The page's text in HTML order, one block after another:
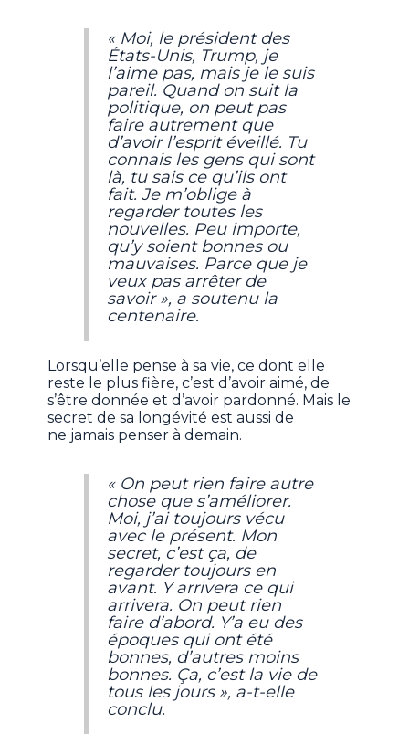
« Moi, le président des
États-Unis, Trump, je
l’aime pas, mais je le suis
pareil. Quand on suit la
politique, on peut pas
faire autrement que
d’avoir l’esprit éveillé. Tu
connais les gens qui sont
là, tu sais ce qu’ils ont
fait. Je m’oblige à
regarder toutes les
nouvelles. Peu importe,
qu’y soient bonnes ou
mauvaises. Parce que je
veux pas arrêter de
savoir », a soutenu la
centenaire.
Lorsqu’elle pense à sa vie, ce dont elle
reste le plus fière, c’est d’avoir aimé, de
s’être donnée et d’avoir pardonné. Mais le
secret de sa longévité est aussi de
ne jamais penser à demain.
« On peut rien faire autre
chose que s’améliorer.
Moi, j’ai toujours vécu
avec le présent. Mon
secret, c’est ça, de
regarder toujours en
avant. Y arrivera ce qui
arrivera. On peut rien
faire d’abord. Y’a eu des
époques qui ont été
bonnes, d’autres moins
bonnes. Ça, c’est la vie de
tous les jours », a-t-elle
conclu.